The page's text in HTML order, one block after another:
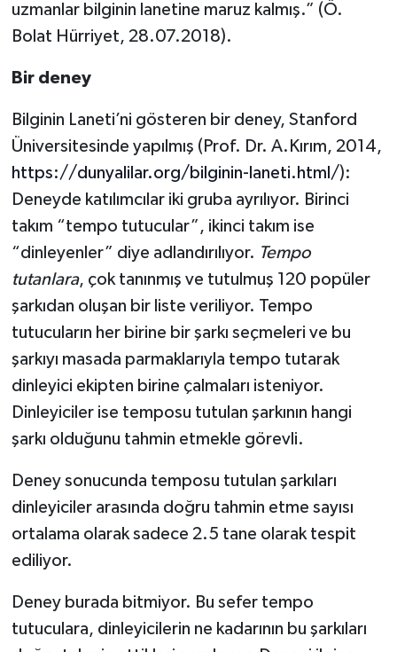
uzmanlar bilginin lanetine maruz kalmış.” (Ö.
Bolat Hürriyet, 28.07.2018).
Bir deney
Bilginin Laneti’ni gösteren bir deney, Stanford
Üniversitesinde yapılmış (Prof. Dr. A.Kırım, 2014,
https://dunyalilar.org/bilginin-laneti.html/):
Deneyde katılımcılar iki gruba ayrılıyor. Birinci
takım “tempo tutucular”, ikinci takım ise
“dinleyenler” diye adlandırılıyor. Tempo
tutanlara, çok tanınmış ve tutulmuş 120 popüler
şarkıdan oluşan bir liste veriliyor. Tempo
tutucuların her birine bir şarkı seçmeleri ve bu
şarkıyı masada parmaklarıyla tempo tutarak
dinleyici ekipten birine çalmaları isteniyor.
Dinleyiciler ise temposu tutulan şarkının hangi
şarkı olduğunu tahmin etmekle görevli.
Deney sonucunda temposu tutulan şarkıları
dinleyiciler arasında doğru tahmin etme sayısı
ortalama olarak sadece 2.5 tane olarak tespit
ediliyor.
Deney burada bitmiyor. Bu sefer tempo
tutuculara, dinleyicilerin ne kadarının bu şarkıları